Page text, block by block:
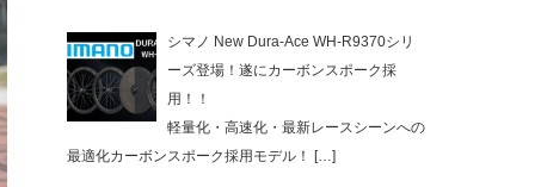
シマノ New Dura-Ace WH-R9370シリ
ーズ登場！遂にカーボンスポーク採
用！！
軽量化・高速化・最新レースシーンへの
最適化カーボンスポーク採用モデル！
[…]